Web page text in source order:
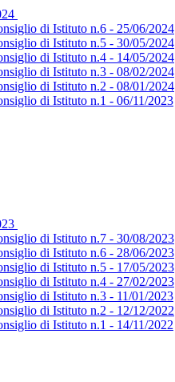
di Istituto n.6 - 25/06/2024
di Istituto n.5 - 30/05/2024
di Istituto n.4 - 14/05/2024
di Istituto n.3 - 08/02/2024
di Istituto n.2 - 08/01/2024
di Istituto n.1 - 06/11/2023
di Istituto n.7 - 30/08/2023
di Istituto n.6 - 28/06/2023
di Istituto n.5 - 17/05/2023
di Istituto n.4 - 27/02/2023
di Istituto n.3 - 11/01/2023
di Istituto n.2 - 12/12/2022
di Istituto n.1 - 14/11/2022